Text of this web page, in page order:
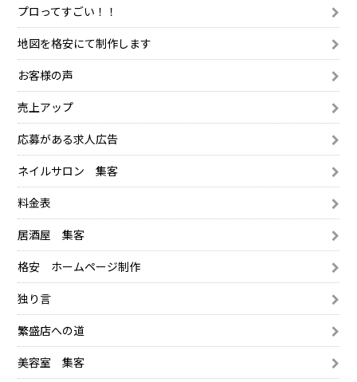
プロってすごい！！
地図を格安にて制作します
お客様の声
売上アップ
応募がある求人広告
ネイルサロン 集客
料金表
居酒屋 集客
格安 ホームページ制作
独り言
繁盛店への道
美容室 集客